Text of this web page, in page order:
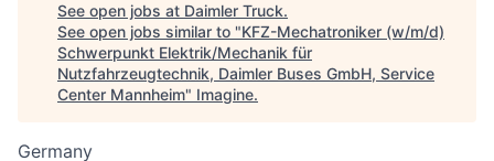
See open jobs at Daimler Truck.
See open jobs similar to "KFZ-Mechatroniker (w/m/d)
Schwerpunkt Elektrik/Mechanik für
Nutzfahrzeugtechnik, Daimler Buses GmbH, Service
Center Mannheim" Imagine.
Germany